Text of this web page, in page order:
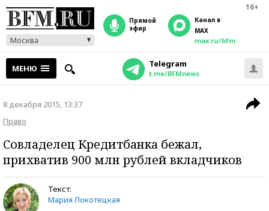
16+
Москва
прямой
эфир
Канал в
MAX
max.ru/bfm
МЕНЮ Telegram
t.me/BFMnews
8 декабря 2015, 13:37
Право
Совладелец Кредитбанка бежал,
прихватив 900 млн рублей вкладчиков
Текст:
Мария Локотецкая